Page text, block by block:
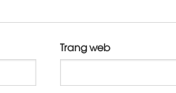
Trang web